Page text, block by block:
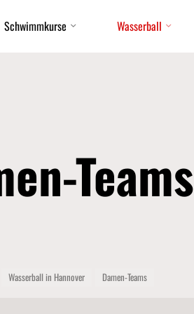
Schwimmkurse Wasserball
Teams
Wasserball in Hannover Damen-Teams